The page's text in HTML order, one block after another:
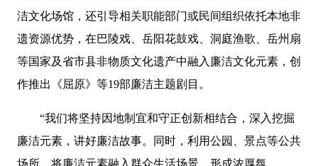
洁文化场馆，还引导相关职能部门或民间组织依托本地非
遗资源优势，在巴陵戏、岳阳花鼓戏、洞庭渔歌、岳州扇
等国家及省市县非物质文化遗产中融入廉洁文化元素，创
作推出《屈原》等19部廉洁主题剧目。
“我们将坚持因地制宜和守正创新相结合，深入挖掘
廉洁元素，讲好廉洁故事。同时，利用公园、景点等公共
场所，将廉洁元素融入群众生活场景，形成浓厚氛